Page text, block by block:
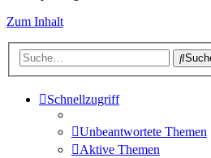
Zum Inhalt
Schnellzugriff
Unbeantwortete Themen
Aktive Themen